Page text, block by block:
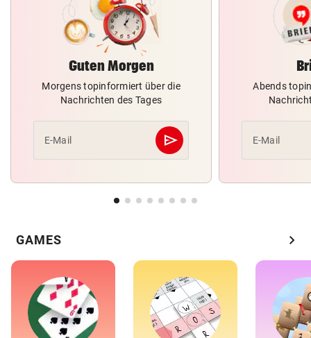
Guten Morgen
Morgens topinformiert über die
Nachrichten des Tages
E-Mail send
Abschicken
Abends
E-Mail
GAMES chevron_right